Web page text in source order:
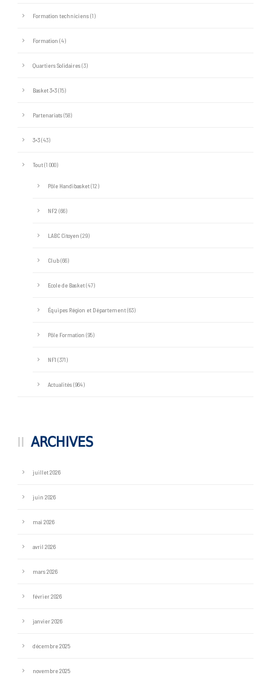
Formation techniciens(1)
Formation (4)
Quartiers Solidaires(3)
Basket 3×3(15)
Partenariats(58)
3×3(43)
Tout(1 000)
Pôle Handibasket(12)
NF2 (66)
LABC Citoyen (29)
Club(66)
Ecole de Basket(47)
Équipes Région et Département(63)
Pôle Formation (95)
NF1 (371)
Actualités(964)
ARCHIVES
juillet 2026
juin 2026
mai 2026
avril 2026
mars 2026
février 2026
janvier 2026
décembre 2025
novembre 2025